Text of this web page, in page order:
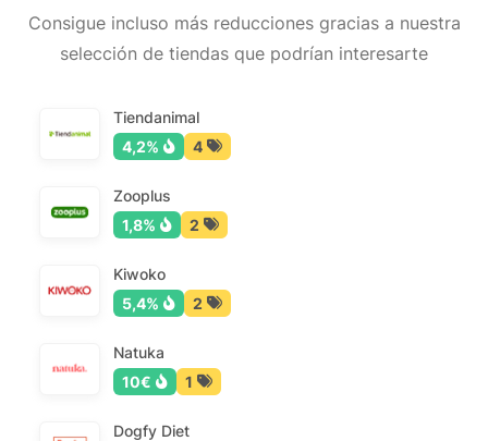
Consigue incluso más reducciones gracias a nuestra
selección de tiendas que podrían interesarte
Tiendanimal
4,2%
4
Zooplus
1,8%
2
Kiwoko
5,4%
2
Natuka
10€
1
Dogfy Diet